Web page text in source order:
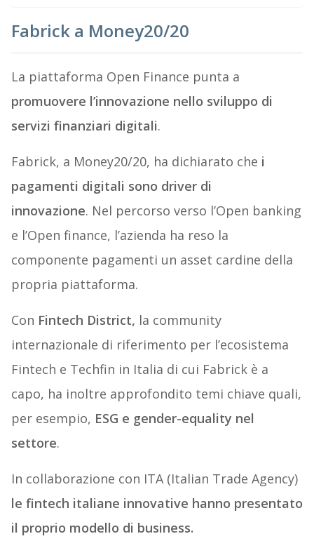
Fabrick a Money20/20
La piattaforma Open Finance punta a
promuovere l’innovazione nello sviluppo di
servizi finanziari digitali.
Fabrick, a Money20/20, ha dichiarato che i
pagamenti digitali sono driver di
innovazione. Nel percorso verso l’Open banking
e l’Open finance, l’azienda ha reso la
componente pagamenti un asset cardine della
propria piattaforma.
Con Fintech District, la community
internazionale di riferimento per l’ecosistema
Fintech e Techfin in Italia di cui Fabrick è a
capo, ha inoltre approfondito temi chiave quali,
per esempio, ESG e gender-equality nel
settore.
In collaborazione con ITA (Italian Trade Agency)
le fintech italiane innovative hanno presentato
il proprio modello di business.